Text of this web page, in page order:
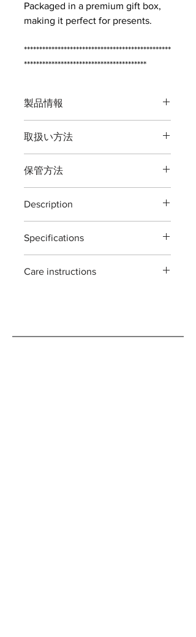
Packaged in a premium gift box,
making it perfect for presents.
************************************************
****************************************
製品情報
全長：約２００ミリ
重量：約２００グラム
刃渡：約６０ミリ
鋼材： 高炭素刃物鋼 -鍛造- JIS [
Japanese Industrial Standards ]
天然木 （ブビンガ）
刃先約５ミリ
付属：刃研保証書（１回無料券）
取扱い方法
ミリまでです。
バラ・花の剪定、園芸用の道具です。
植物以外の切断、無理な使い方をする
と破損する場合がございますご注意く
ださい。
※灌木・造花・針金・竹は切断できま
保管方法
た汚れをよくふき取り道具箱や室内で
の保管をおすすめいたします。汚れを
ふき取る際に刃物用油（ミシン油でも
よい）で拭き取り本体を保護する事で
錆びが発生しにくくなります。
ご自分で刃を研ぎ直される場合は専用
Description
The T106 secateurs bubinga are
designed for general garden use.
branches,roses,flower and
Specifications
forging' + bubinga trim
Care instructions